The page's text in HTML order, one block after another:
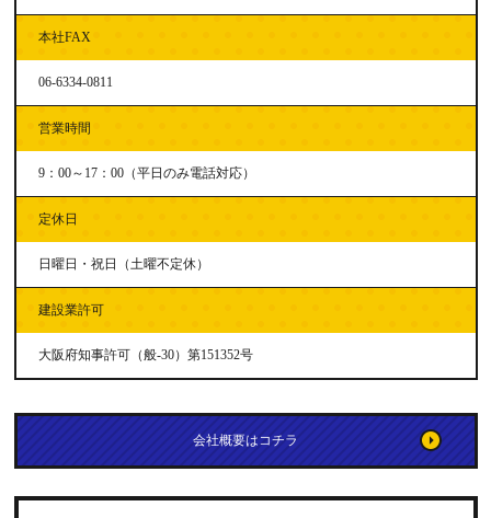
本社FAX
06-6334-0811
営業時間
9：00～17：00（平日のみ電話対応）
定休日
日曜日・祝日（土曜不定休）
建設業許可
大阪府知事許可（般-30）第151352号
会社概要はコチラ